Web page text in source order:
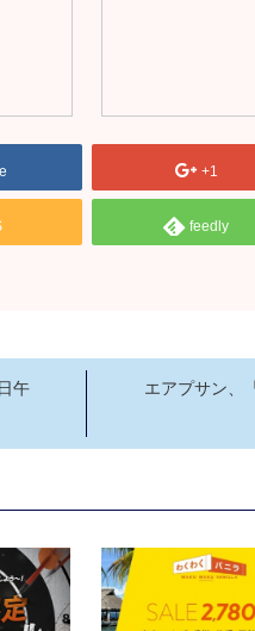
+1
feedly
午
エアプサン、